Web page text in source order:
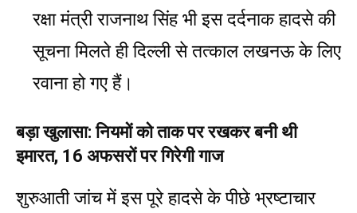
रक्षा मंत्री राजनाथ सिंह भी इस दर्दनाक हादसे की
सूचना मिलते ही दिल्ली से तत्काल लखनऊ के लिए
रवाना हो गए हैं।
बड़ा खुलासा: नियमों को ताक पर रखकर बनी थी
इमारत, 16 अफसरों पर गिरेगी गाज
शुरुआती जांच में इस पूरे हादसे के पीछे भ्रष्टाचार